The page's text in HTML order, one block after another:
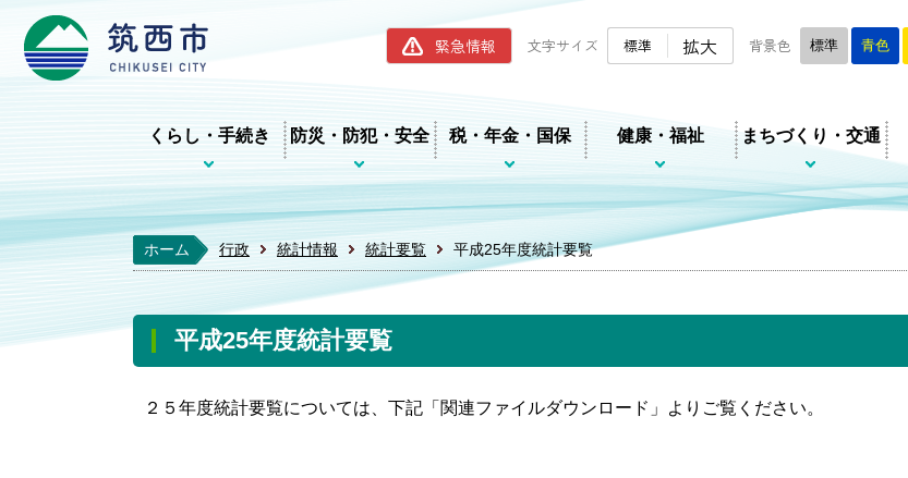
筑西市ホームページ
緊急情報 文字サイズ 標準 拡大 背景色 標準 青色
くらし・手続き 防災・防犯・安全 税・年金・国保 健康・福祉 まちづくり・交通
ホーム 行政 統計情報 統計要覧 平成25年度統計要覧
平成25年度統計要覧
２５年度統計要覧については、下記「関連ファイルダウンロード」よりご覧ください。